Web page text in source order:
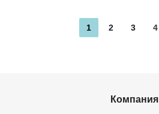
1 2 3 4
Компания